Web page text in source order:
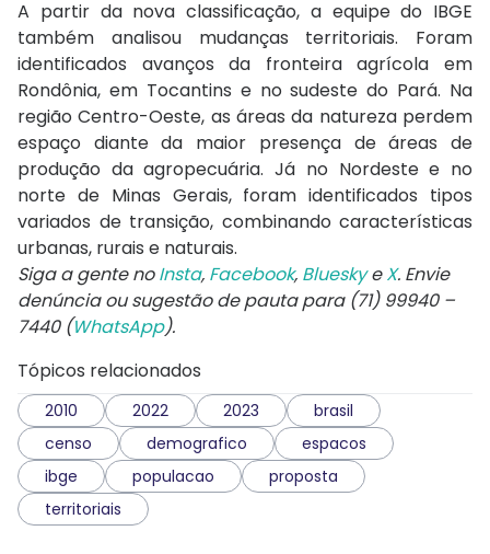
A partir da nova classificação, a equipe do IBGE
também analisou mudanças territoriais. Foram
identificados avanços da fronteira agrícola em
Rondônia, em Tocantins e no sudeste do Pará. Na
região Centro-Oeste, as áreas da natureza perdem
espaço diante da maior presença de áreas de
produção da agropecuária. Já no Nordeste e no
norte de Minas Gerais, foram identificados tipos
variados de transição, combinando características
urbanas, rurais e naturais.
Siga a gente noInsta, Facebook, BlueskyeX. Envie
denúncia ou sugestão de pauta para (71) 99940 –
7440 (WhatsApp).
Tópicos relacionados
2010 2022 2023
brasil
censo
demografico
espacos
ibge
populacao
proposta
territoriais